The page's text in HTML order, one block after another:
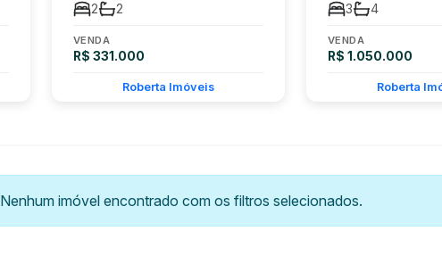
2 2
VENDA
R$ 331.000
Roberta Imóveis
3 4
VENDA
R$ 1.050.000
Roberta
Nenhum imóvel encontrado com os filtros selecionados.